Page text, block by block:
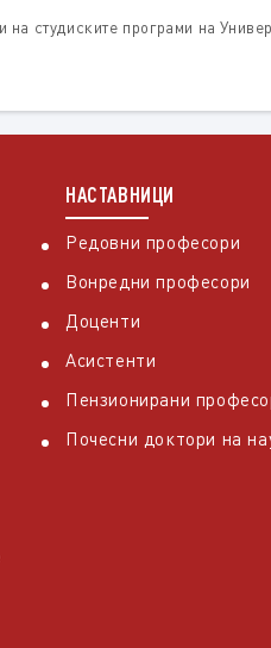
студиските програми на
НАСТАВНИЦИ
Редовни професори
Вонредни професори
Доценти
Асистенти
Пензионирани
Почесни доктори на